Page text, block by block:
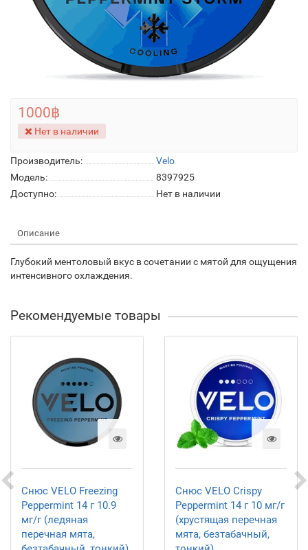
Производитель:
Velo
Модель:
8397925
Доступно:
Нет в наличии
1000฿
Нет в наличии
Описание
Глубокий ментоловый вкус в сочетании с мятой для ощущения
интенсивного охлаждения.
Рекомендуемые товары
Снюс VELO Freezing
Peppermint 14 г 10.9
мг/г (ледяная
перечная мята,
Снюс VELO Crispy
Peppermint 14 г 10 мг/г
(хрустящая перечная
мята, безтабачный,